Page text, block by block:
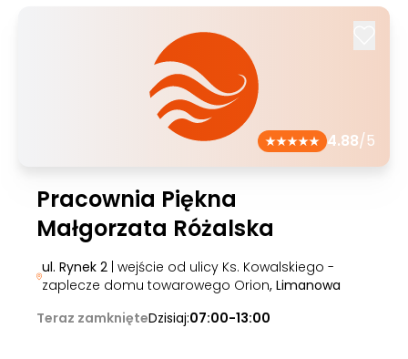
4.88/5
Pracownia Piękna
Małgorzata Różalska
ul. Rynek 2| wejście od ulicy Ks. Kowalskiego -
zaplecze domu towarowego Orion, Limanowa
Teraz zamknięteDzisiaj:07:00-13:00